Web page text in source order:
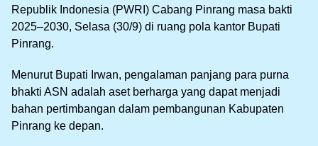
Republik Indonesia (PWRI) Cabang Pinrang masa bakti
2025–2030, Selasa (30/9) di ruang pola kantor Bupati
Pinrang.
Menurut Bupati Irwan, pengalaman panjang para purna
bhakti ASN adalah aset berharga yang dapat menjadi
bahan pertimbangan dalam pembangunan Kabupaten
Pinrang ke depan.